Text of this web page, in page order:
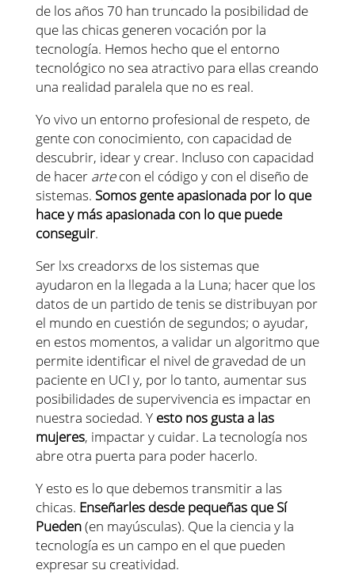
de los años 70 han truncado la posibilidad de
que las chicas generen vocación por la
tecnología. Hemos hecho que el entorno
tecnológico no sea atractivo para ellas creando
una realidad paralela que no es real.
Yo vivo un entorno profesional de respeto, de
gente con conocimiento, con capacidad de
descubrir, idear y crear. Incluso con capacidad
de hacer artecon el código y con el diseño de
sistemas. Somos gente apasionada por lo que
hace y más apasionada con lo que puede
conseguir.
Ser lxs creadorxs de los sistemas que
ayudaron en la llegada a la Luna; hacer que los
datos de un partido de tenis se distribuyan por
el mundo en cuestión de segundos; o ayudar,
en estos momentos, a validar un algoritmo que
permite identificar el nivel de gravedad de un
paciente en UCI y, por lo tanto, aumentar sus
posibilidades de supervivencia es impactar en
nuestra sociedad. Y esto nos gusta a las
mujeres, impactar y cuidar. La tecnología nos
abre otra puerta para poder hacerlo.
Y esto es lo que debemos transmitir a las
chicas. Enseñarles desde pequeñas que Sí
Pueden(en mayúsculas). Que la ciencia y la
tecnología es un campo en el que pueden
expresar su creatividad.